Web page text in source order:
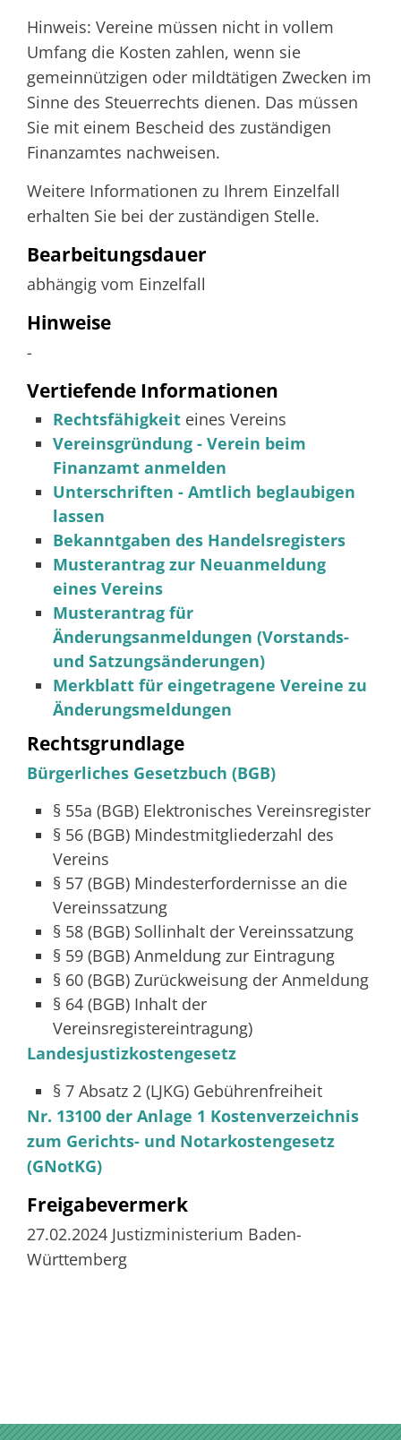
Hinweis: Vereine müssen nicht in vollem
Umfang die Kosten zahlen, wenn sie
gemeinnützigen oder mildtätigen Zwecken im
Sinne des Steuerrechts dienen. Das müssen
Sie mit einem Bescheid des zuständigen
Finanzamtes nachweisen.
Weitere Informationen zu Ihrem Einzelfall
erhalten Sie bei der zuständigen Stelle.
Bearbeitungsdauer
abhängig vom Einzelfall
Hinweise
-
Vertiefende Informationen
Rechtsfähigkeit eines Vereins
Vereinsgründung - Verein beim
Finanzamt anmelden
Unterschriften - Amtlich beglaubigen
lassen
Bekanntgaben des Handelsregisters
Musterantrag zur Neuanmeldung
eines Vereins
Musterantragfür
Änderungsanmeldungen (Vorstands-
und Satzungsänderungen)
Merkblatt für eingetragene Vereine zu
Änderungsmeldungen
Rechtsgrundlage
Bürgerliches Gesetzbuch (BGB)
§ 55a (BGB) Elektronisches Vereinsregister
§ 56 (BGB) Mindestmitgliederzahl des
Vereins
§ 57 (BGB) Mindesterfordernisse an die
Vereinssatzung
§ 58 (BGB) Sollinhalt der Vereinssatzung
§ 59 (BGB) Anmeldung zur Eintragung
§ 60 (BGB) Zurückweisung der Anmeldung
§ 64 (BGB) Inhalt der
Vereinsregistereintragung)
Landesjustizkostengesetz
§ 7 Absatz 2(LJKG) Gebührenfreiheit
Nr. 13100 der Anlage 1 Kostenverzeichnis
zum Gerichts- und Notarkostengesetz
(GNotKG)
Freigabevermerk
27.02.2024 Justizministerium Baden-
Württemberg